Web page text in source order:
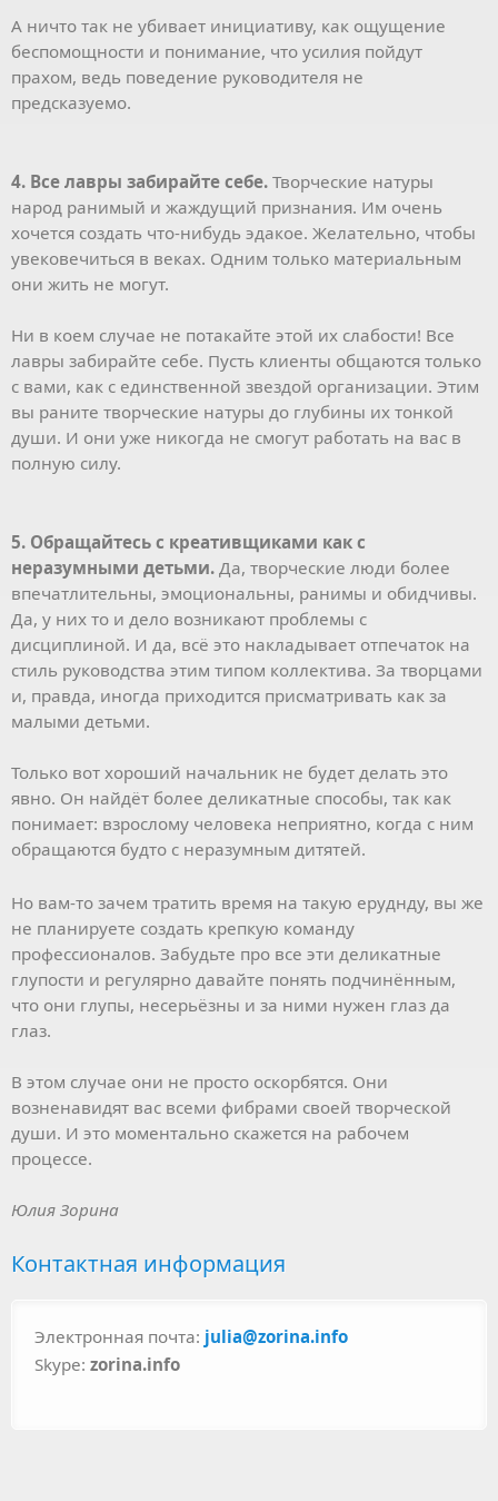
А ничто так не убивает инициативу, как ощущение
беспомощности и понимание, что усилия пойдут
прахом, ведь поведение руководителя не
предсказуемо.
4. Все лавры забирайте себе. Творческие натуры
народ ранимый и жаждущий признания. Им очень
хочется создать что-нибудь эдакое. Желательно, чтобы
увековечиться в веках. Одним только материальным
они жить не могут.
Ни в коем случае не потакайте этой их слабости! Все
лавры забирайте себе. Пусть клиенты общаются только
с вами, как с единственной звездой организации. Этим
вы раните творческие натуры до глубины их тонкой
души. И они уже никогда не смогут работать на вас в
полную силу.
5. Обращайтесь с креативщиками как с
неразумными детьми. Да, творческие люди более
впечатлительны, эмоциональны, ранимы и обидчивы.
Да, у них то и дело возникают проблемы с
дисциплиной. И да, всё это накладывает отпечаток на
стиль руководства этим типом коллектива. За творцами
и, правда, иногда приходится присматривать как за
малыми детьми.
Только вот хороший начальник не будет делать это
явно. Он найдёт более деликатные способы, так как
понимает: взрослому человека неприятно, когда с ним
обращаются будто с неразумным дитятей.
Но вам-то зачем тратить время на такую еруднду, вы же
не планируете создать крепкую команду
профессионалов. Забудьте про все эти деликатные
глупости и регулярно давайте понять подчинённым,
что они глупы, несерьёзны и за ними нужен глаз да
глаз.
В этом случае они не просто оскорбятся. Они
возненавидят вас всеми фибрами своей творческой
души. И это моментально скажется на рабочем
процессе.
Юлия Зорина
Контактная информация
Электронная почта: julia@zorina.info
Skype: zorina.info